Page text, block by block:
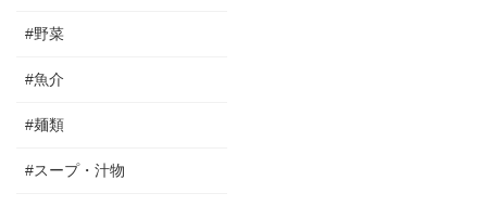
#野菜
#魚介
#麺類
#スープ・汁物